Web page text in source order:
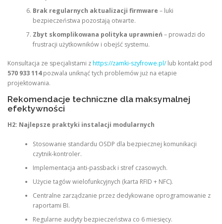
Brak regularnych aktualizacji firmware – luki
bezpieczeństwa pozostają otwarte.
Zbyt skomplikowana polityka uprawnień – prowadzi do
frustracji użytkowników i obejść systemu.
Konsultacja ze specjalistami zhttps://zamki-szyfrowe.pl/lub kontakt pod
570 933 114pozwala uniknąć tych problemów już na etapie
projektowania.
Rekomendacje techniczne dla maksymalnej
efektywności
H2: Najlepsze praktyki instalacji modularnych
Stosowanie standardu OSDP dla bezpiecznej komunikacji
czytnik-kontroler.
Implementacja anti-passback i stref czasowych.
Użycie tagów wielofunkcyjnych (karta RFID + NFC).
Centralne zarządzanie przez dedykowane oprogramowanie z
raportami BI.
Regularne audyty bezpieczeństwa co 6 miesięcy.